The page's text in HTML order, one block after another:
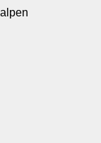
alpen